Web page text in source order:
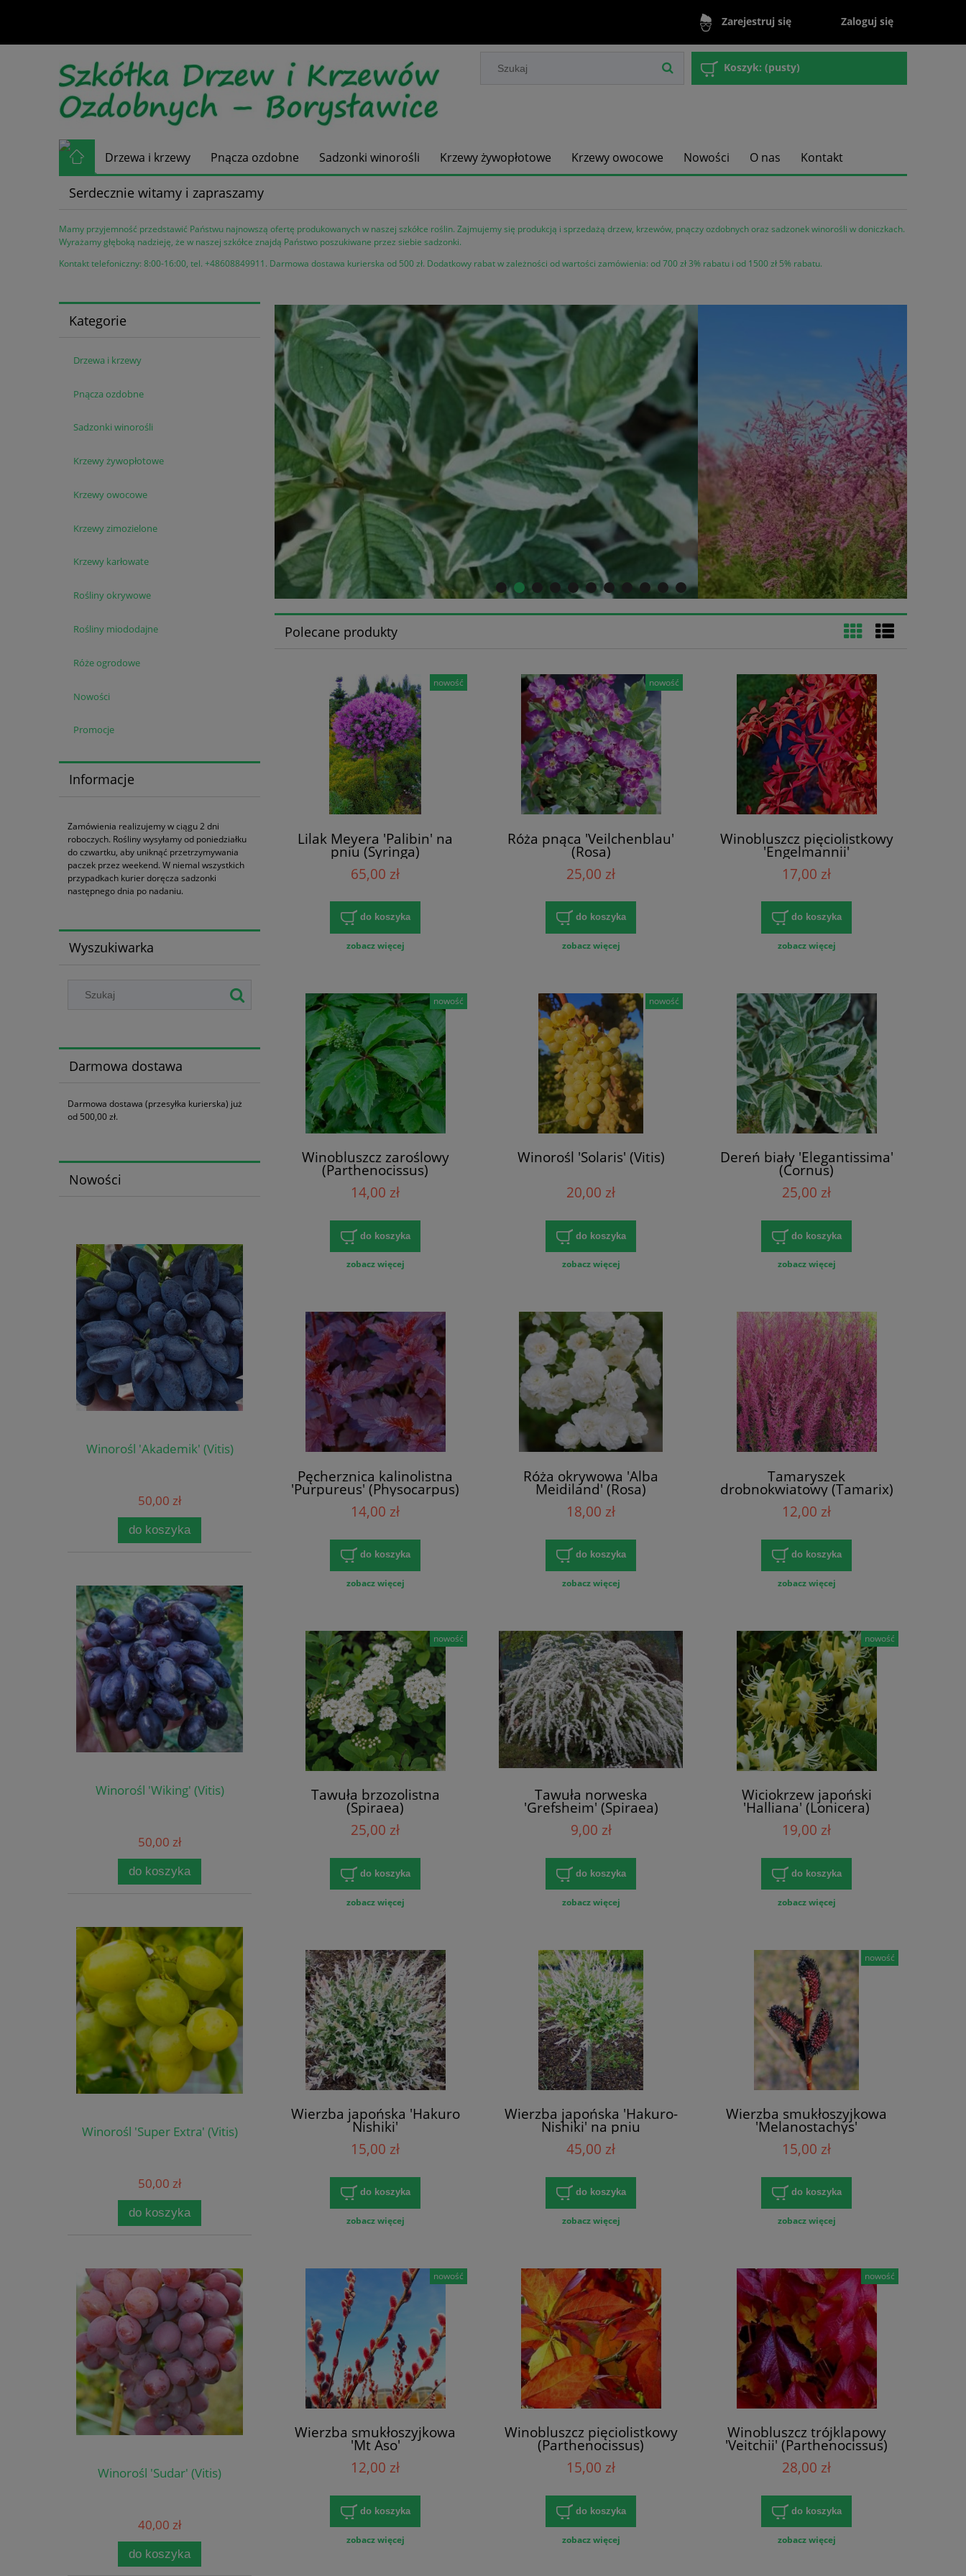
Zarejestruj się Zaloguj się
Koszyk: (pusty)
Drzewa i krzewy Pnącza ozdobne Sadzonki winorośli Krzewy żywopłotowe Krzewy owocowe Nowości O nas Kontakt
Serdecznie witamy i zapraszamy
Mamy przyjemność przedstawić Państwu najnowszą ofertę produkowanych w naszej szkółce roślin. Zajmujemy się produkcją i sprzedażą drzew, krzewów, pnączy ozdobnych oraz sadzonek winorośli w doniczkach.
Wyrażamy głęboką nadzieję, że w naszej szkółce znajdą Państwo poszukiwane przez siebie sadzonki.
Kontakt telefoniczny: 8:00-16:00, tel. +48608849911. Darmowa dostawa kurierska od 500 zł. Dodatkowy rabat w zależności od wartości zamówienia: od 700 zł 3% rabatu i od 1500 zł 5% rabatu.
Kategorie
Drzewa i krzewy
Pnącza ozdobne
Sadzonki winorośli
Krzewy żywopłotowe
Krzewy owocowe
Krzewy zimozielone
Krzewy karłowate
Rośliny okrywowe
Rośliny miododajne
Róże ogrodowe
Nowości
Promocje
Informacje
Zamówienia realizujemy w ciągu 2 dni
roboczych. Rośliny wysyłamy od poniedziałku
do czwartku, aby uniknąć przetrzymywania
paczek przez weekend. W niemal wszystkich
przypadkach kurier doręcza sadzonki
następnego dnia po nadaniu.
Wyszukiwarka
Darmowa dostawa
Darmowa dostawa (przesyłka kurierska) już
od 500,00 zł.
Nowości
Winorośl 'Akademik' (Vitis)
50,00 zł
do koszyka
Winorośl 'Wiking' (Vitis)
50,00 zł
do koszyka
Winorośl 'Super Extra' (Vitis)
50,00 zł
do koszyka
Winorośl 'Sudar' (Vitis)
40,00 zł
do koszyka
Polecane produkty
Lilak Meyera 'Palibin' na
pniu (Syringa)
65,00 zł
do koszyka
zobacz więcej
nowość
Róża pnąca 'Veilchenblau'
(Rosa)
25,00 zł
do koszyka
zobacz więcej
nowość
Winobluszcz pięciolistkowy
'Engelmannii'
(Parthenocissus)
17,00 zł
do koszyka
zobacz więcej
Winobluszcz zaroślowy
(Parthenocissus)
14,00 zł
do koszyka
zobacz więcej
nowość
Winorośl 'Solaris' (Vitis)
20,00 zł
do koszyka
zobacz więcej
nowość
Dereń biały 'Elegantissima'
(Cornus)
25,00 zł
do koszyka
zobacz więcej
Pęcherznica kalinolistna
'Purpureus' (Physocarpus)
14,00 zł
do koszyka
zobacz więcej
Róża okrywowa 'Alba
Meidiland' (Rosa)
18,00 zł
do koszyka
zobacz więcej
Tamaryszek
drobnokwiatowy (Tamarix)
12,00 zł
do koszyka
zobacz więcej
Tawuła brzozolistna
(Spiraea)
25,00 zł
do koszyka
zobacz więcej
nowość
Tawuła norweska
'Grefsheim' (Spiraea)
9,00 zł
do koszyka
zobacz więcej
Wiciokrzew japoński
'Halliana' (Lonicera)
19,00 zł
do koszyka
zobacz więcej
nowość
Wierzba japońska 'Hakuro
Nishiki'
15,00 zł
do koszyka
zobacz więcej
Wierzba japońska 'Hakuro-
Nishiki' na pniu
45,00 zł
do koszyka
zobacz więcej
Wierzba smukłoszyjkowa
'Melanostachys'
15,00 zł
do koszyka
zobacz więcej
nowość
Wierzba smukłoszyjkowa
'Mt Aso'
12,00 zł
do koszyka
zobacz więcej
nowość
Winobluszcz pięciolistkowy
(Parthenocissus)
15,00 zł
do koszyka
zobacz więcej
Winobluszcz trójklapowy
'Veitchii' (Parthenocissus)
28,00 zł
do koszyka
zobacz więcej
nowość